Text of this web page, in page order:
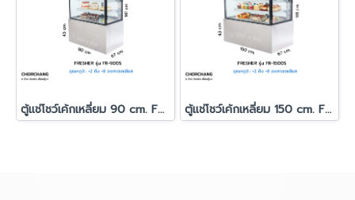
ตู้แช่โชว์เค้กเหลี่ยม 90 cm. FRESHER รุ่น FR-900S ตู้แช่โชว์เค้กเหลี่ยม 150 cm. FRESHER รุ่น FR-1500S